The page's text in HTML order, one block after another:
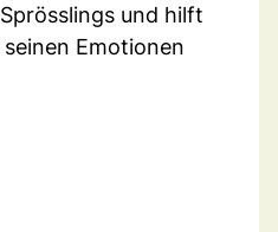
und hilft
Emotionen